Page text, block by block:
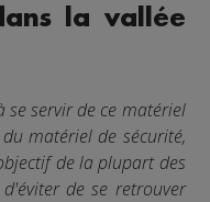
la vallée
se servir de ce matériel
matériel de sécurité,
de la plupart des
de se retrouver